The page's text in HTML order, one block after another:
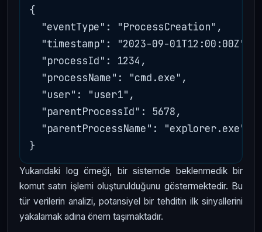
{
  "eventType": "ProcessCreation",
  "timestamp": "2023-09-01T12:00:00Z",
  "processId": 1234,
  "processName": "cmd.exe",
  "user": "user1",
  "parentProcessId": 5678,
  "parentProcessName": "explorer.exe"
Yukarıdaki log örneği, bir sistemde beklenmedik bir
komut satırı işlemi oluşturulduğunu göstermektedir. Bu
tür verilerin analizi, potansiyel bir tehditin ilk sinyallerini
yakalamak adına önem taşımaktadır.